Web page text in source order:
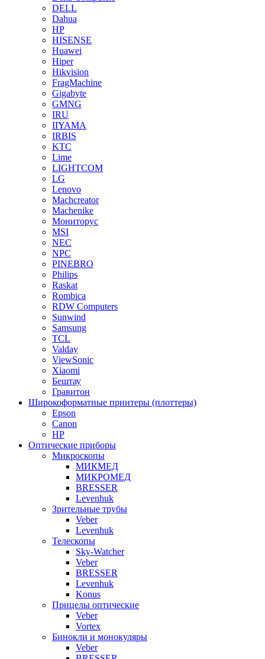
DELL
Dahua
HP
HISENSE
Huawei
Hiper
Hikvision
FragMachine
Gigabyte
GMNG
IRU
IIYAMA
IRBIS
KTC
Lime
LIGHTCOM
LG
Lenovo
Machcreator
Machenike
Мониторус
MSI
NEC
NPC
PINEBRO
Philips
Raskat
Rombica
RDW Computers
Sunwind
Samsung
TCL
Valday
ViewSonic
Xiaomi
Бештау
Гравитон
Широкоформатные принтеры (плоттеры)
Epson
Canon
HP
Оптические приборы
Микроскопы
МИКМЕД
МИКРОМЕД
BRESSER
Levenhuk
Зрительные трубы
Veber
Levenhuk
Телескопы
Sky-Watcher
Veber
BRESSER
Levenhuk
Konus
Прицелы оптические
Veber
Vortex
Бинокли и монокуляры
Veber